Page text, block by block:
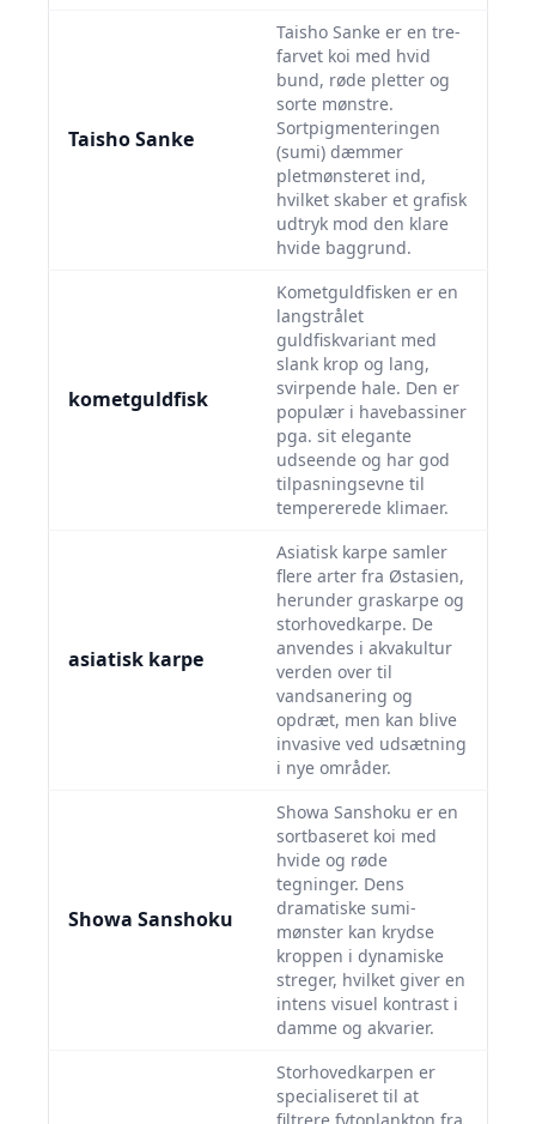
Taisho Sanke
Taisho Sanke er en tre-
farvet koi med hvid
bund, røde pletter og
sorte mønstre.
Sortpigmenteringen
(sumi) dæmmer
pletmønsteret ind,
hvilket skaber et grafisk
udtryk mod den klare
hvide baggrund.
kometguldfisk
Kometguldfisken er en
langstrålet
guldfiskvariant med
slank krop og lang,
svirpende hale. Den er
populær i havebassiner
pga. sit elegante
udseende og har god
tilpasningsevne til
tempererede klimaer.
asiatisk karpe
Asiatisk karpe samler
flere arter fra Østasien,
herunder graskarpe og
storhovedkarpe. De
anvendes i akvakultur
verden over til
vandsanering og
opdræt, men kan blive
invasive ved udsætning
i nye områder.
Showa Sanshoku
Showa Sanshoku er en
sortbaseret koi med
hvide og røde
tegninger. Dens
dramatiske sumi-
mønster kan krydse
kroppen i dynamiske
streger, hvilket giver en
intens visuel kontrast i
damme og akvarier.
Storhovedkarpen er
specialiseret til at